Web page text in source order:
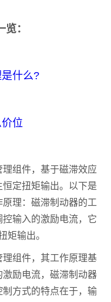
：
什么?
位
组件，基于磁滞效应
定扭矩输出。以下是
理：磁滞制动器的工
输入的激励电流，它
矩输出。
组件，其工作原理基
励电流，磁滞制动器
方式的特点在于，输